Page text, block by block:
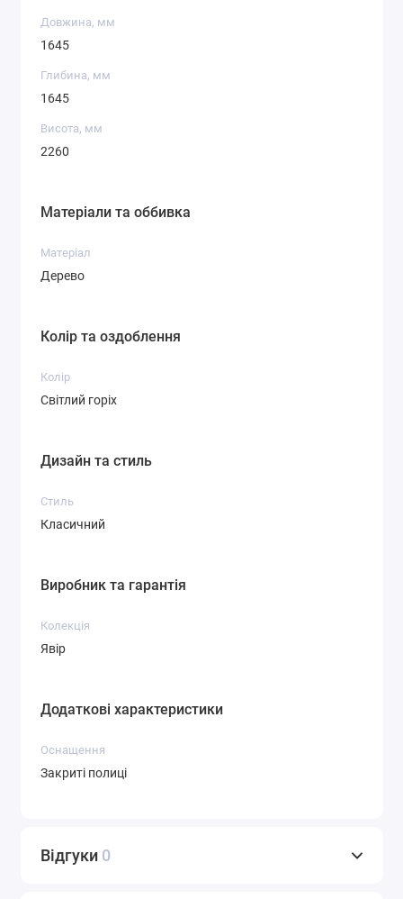
Довжина, мм
1645
Глибина, мм
1645
Висота, мм
2260
Матеріали та оббивка
Матеріал
Дерево
Колір та оздоблення
Колір
Світлий горіх
Дизайн та стиль
Стиль
Класичний
Виробник та гарантія
Колекція
Явір
Додаткові характеристики
Оснащення
Закриті полиці
Відгуки 0